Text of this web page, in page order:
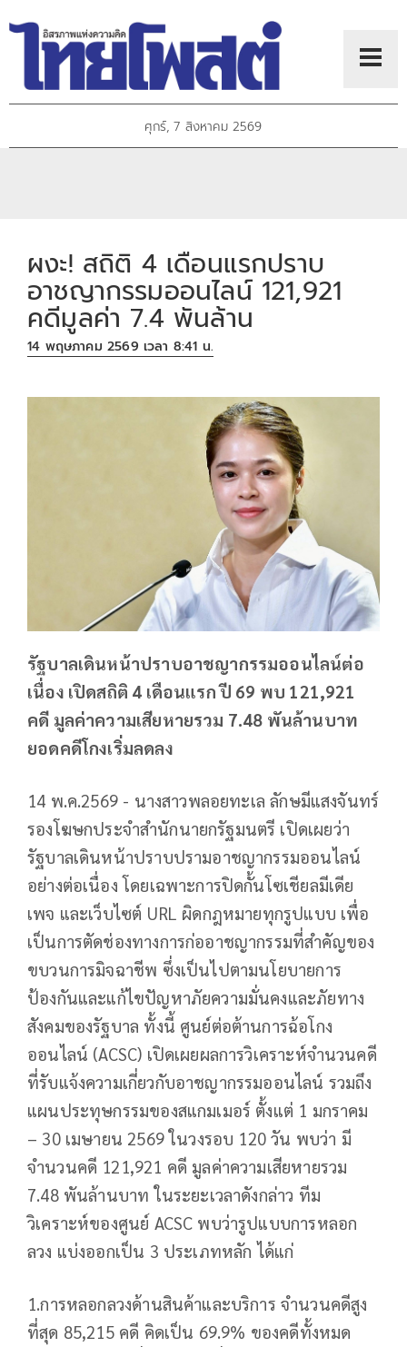
ศุกร์, 7 สิงหาคม 2569
ผงะ! สถิติ 4 เดือนแรกปราบ
อาชญากรรมออนไลน์ 121,921
คดีมูลค่า 7.4 พันล้าน
14 พฤษภาคม 2569 เวลา 8:41 น.
รัฐบาลเดินหน้าปราบอาชญากรรมออนไลน์ต่อ
เนื่อง เปิดสถิติ 4 เดือนแรก ปี 69 พบ 121,921
คดี มูลค่าความเสียหายรวม 7.48 พันล้านบาท
ยอดคดีโกงเริ่มลดลง
14 พ.ค.2569 - นางสาวพลอยทะเล ลักษมีแสงจันทร์
รองโฆษกประจำสำนักนายกรัฐมนตรี เปิดเผยว่า
รัฐบาลเดินหน้าปราบปรามอาชญากรรมออนไลน์
อย่างต่อเนื่อง โดยเฉพาะการปิดกั้นโซเชียลมีเดีย
เพจ และเว็บไซต์ URL ผิดกฎหมายทุกรูปแบบ เพื่อ
เป็นการตัดช่องทางการก่ออาชญากรรมที่สำคัญของ
ขบวนการมิจฉาชีพ ซึ่งเป็นไปตามนโยบายการ
ป้องกันและแก้ไขปัญหาภัยความมั่นคงและภัยทาง
สังคมของรัฐบาล ทั้งนี้ ศูนย์ต่อต้านการฉ้อโกง
ออนไลน์ (ACSC) เปิดเผยผลการวิเคราะห์จำนวนคดี
ที่รับแจ้งความเกี่ยวกับอาชญากรรมออนไลน์ รวมถึง
แผนประทุษกรรมของสแกมเมอร์ ตั้งแต่ 1 มกราคม
– 30 เมษายน 2569 ในวงรอบ 120 วัน พบว่า มี
จำนวนคดี 121,921 คดี มูลค่าความเสียหายรวม
7.48 พันล้านบาท ในระยะเวลาดังกล่าว ทีม
วิเคราะห์ของศูนย์ ACSC พบว่ารูปแบบการหลอก
ลวง แบ่งออกเป็น 3 ประเภทหลัก ได้แก่
1.การหลอกลวงด้านสินค้าและบริการ จำนวนคดีสูง
ที่สุด 85,215 คดี คิดเป็น 69.9% ของคดีทั้งหมด